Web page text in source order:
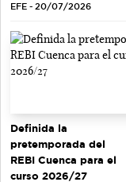
EFE - 20/07/2026
Definida la
pretemporada del
REBI Cuenca para el
curso 2026/27